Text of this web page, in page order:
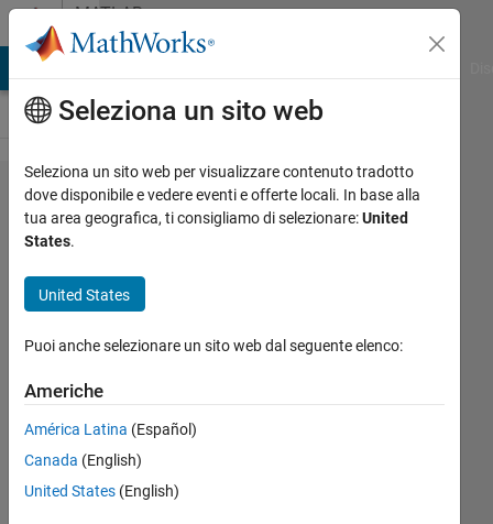
Vai al contenutoMATLAB
Answers
Network
license
Matlab wep
는 무슨 관
계가 있습니
까?(What is
the
relationship
Seleziona un sito web
Seleziona un sito web per visualizzare contenuto tradotto
dove disponibile e vedere eventi e offerte locali. In base alla
tua area geografica, ti consigliamo di selezionare:United
States.
United States
Puoi anche selezionare un sito web dal seguente elenco:
Americhe
América Latina (Español)
Canada (English)
United States (English)